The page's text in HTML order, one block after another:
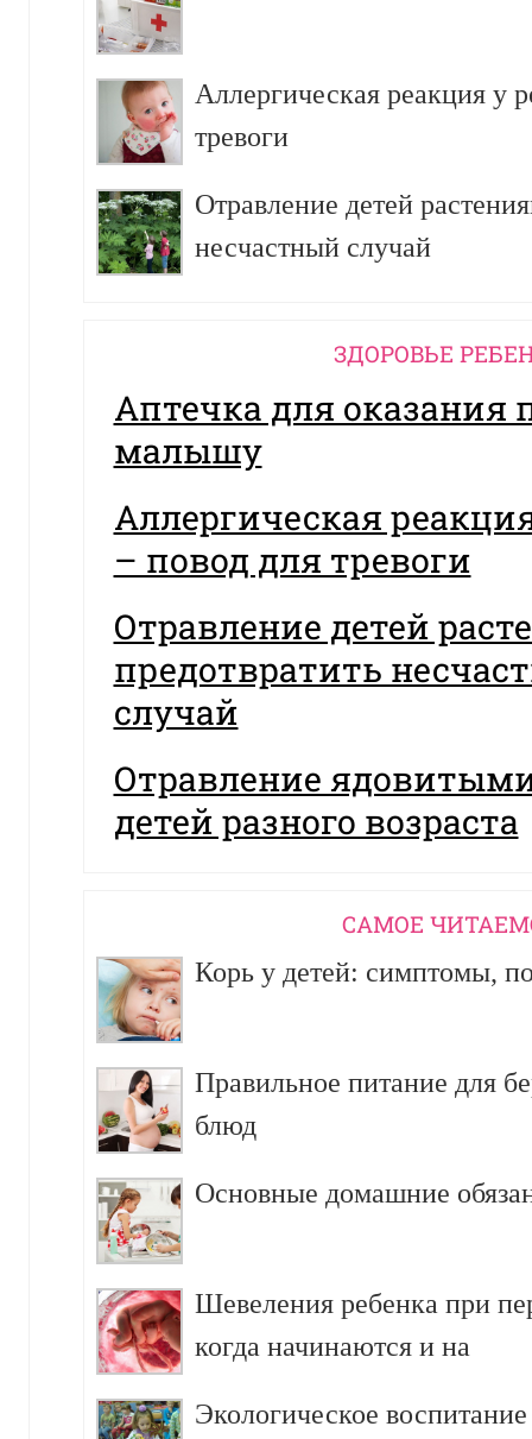
Аллергическая реакция у
тревоги
Отравление детей
несчастный случай
ЗДОРОВЬЕ
Аптечка для
малышу
Аллергическая
– повод для тревоги
Отравление детей
предотвратить
случай
Отравление
детей разного возраста
CАМОЕ
Корь у детей: симптомы,
Правильное питание для
блюд
Основные домашние
Шевеления ребенка при
когда начинаются и на
Экологическое